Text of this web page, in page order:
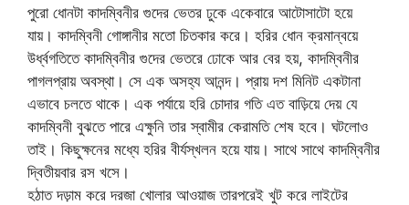
পুরো ধোনটা কাদম্বিনীর গুদের ভেতর ঢুকে একেবারে আটোসাটো হয়ে
যায়। কাদম্বিনী গোঙ্গানীর মতো চিতকার করে। হরির ধোন ক্রমান্বয়ে
উর্ধ্বগতিতে কাদম্বিনীর গুদের ভেতরে ঢোকে আর বের হয়, কাদম্বিনীর
পাগলপ্রায় অবস্থা। সে এক অসহ্য আনন্দ। প্রায় দশ মিনিট একটানা
এভাবে চলতে থাকে। এক পর্যায়ে হরি চোদার গতি এত বাড়িয়ে দেয় যে
কাদম্বিনী বুঝতে পারে এক্ষুনি তার স্বামীর কেরামতি শেষ হবে। ঘটলোও
তাই। কিছুক্ষনের মধ্যে হরির বীর্যস্খলন হয়ে যায়। সাথে সাথে কাদম্বিনীর
দ্বিতীয়বার রস খসে।
হঠাত দড়াম করে দরজা খোলার আওয়াজ তারপরেই খুট করে লাইটের